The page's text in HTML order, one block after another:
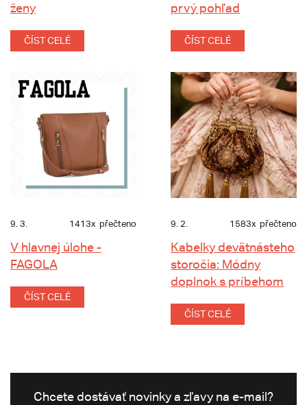
ženy
ČÍST CELÉ
prvý pohľad
ČÍST CELÉ
9. 3. 1413x přečteno
V hlavnej úlohe -
FAGOLA
ČÍST CELÉ
9. 2. 1583x přečteno
Kabelky devätnásteho
storočia: Módny
doplnok s príbehom
ČÍST CELÉ
Chcete dostávať novinky a zľavy na e-mail?